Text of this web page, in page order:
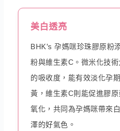
美白透亮
BHK’s 孕媽咪珍珠膠原粉
粉與維生素C。微米化技
的吸收度，能有效淡化孕
黃，維生素C則能促進膠
氧化，共同為孕媽咪帶來
澤的好氣色。